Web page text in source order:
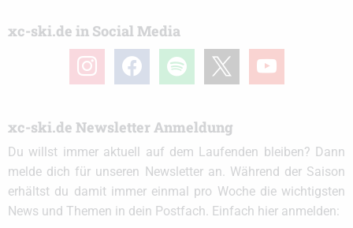
xc-ski.de in Social Media
instagramfacebook spotify youtube
xc-ski.de Newsletter Anmeldung
Du willst immer aktuell auf dem Laufenden bleiben? Dann
melde dich für unseren Newsletter an. Während der Saison
erhältst du damit immer einmal pro Woche die wichtigsten
News und Themen in dein Postfach. Einfach hier anmelden: